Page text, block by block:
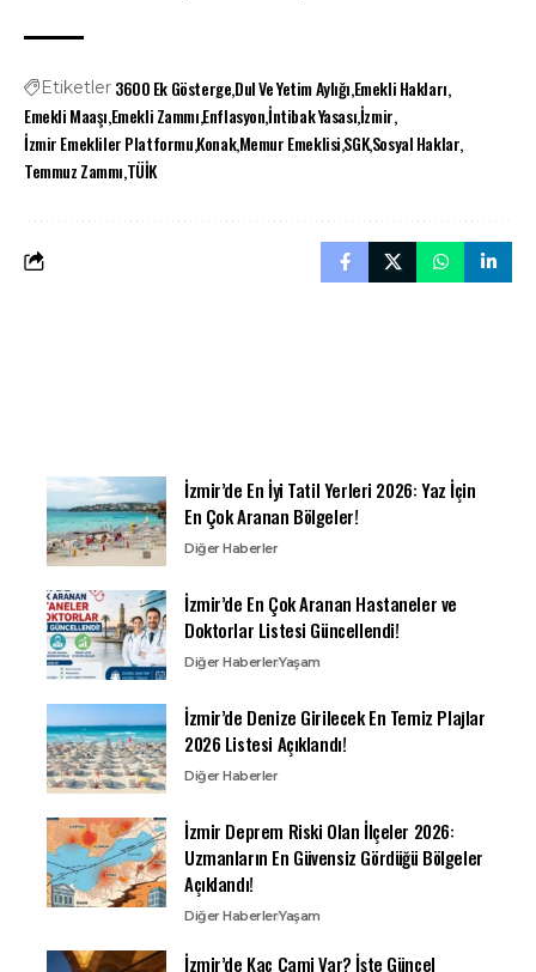
Etiketler 3600 Ek GöstergeDul Ve Yetim AylığıEmekli Hakları
Emekli MaaşıEmekli ZammıEnflasyonİntibak Yasasıİzmir
İzmir Emekliler PlatformuKonakMemur EmeklisiSGKSosyal Haklar
Temmuz ZammıTÜİK
İzmir’de En İyi Tatil Yerleri 2026: Yaz İçin
En Çok Aranan Bölgeler!
Diğer Haberler
İzmir’de En Çok Aranan Hastaneler ve
Doktorlar Listesi Güncellendi!
Diğer HaberlerYaşam
İzmir’de Denize Girilecek En Temiz Plajlar
2026 Listesi Açıklandı!
Diğer Haberler
İzmir Deprem Riski Olan İlçeler 2026:
Uzmanların En Güvensiz Gördüğü Bölgeler
Açıklandı!
Diğer HaberlerYaşam
İzmir’de Kaç Cami Var? İşte Güncel